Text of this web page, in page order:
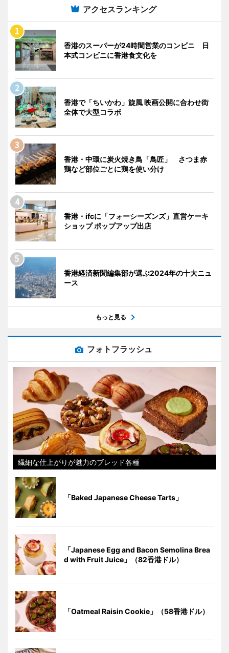
アクセスランキング
香港のスーパーが24時間営業のコンビニ 日
本式コンビニに香港食文化を
香港で「ちいかわ」旋風 映画公開に合わせ街
全体で大型コラボ
香港・中環に炭火焼き鳥「鳥匠」 さつま赤
鶏など部位ごとに鶏を使い分け
香港・ifcに「フォーシーズンズ」直営ケーキ
ショップ ポップアップ出店
香港経済新聞編集部が選ぶ2024年の十大ニュ
ース
もっと見る
フォトフラッシュ
繊細な仕上がりが魅力のブレッド各種
「Baked Japanese Cheese Tarts」
「Japanese Egg and Bacon Semolina Brea
d with Fruit Juice」（82香港ドル）
「Oatmeal Raisin Cookie」（58香港ドル）